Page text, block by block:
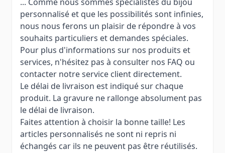
personnalisé et que les possibilités sont infinies,
nous nous ferons un plaisir de répondre à vos
souhaits particuliers et demandes spéciales.
Pour plus d'informations sur nos produits et
services, n'hésitez pas à consulter nos FAQ ou
contacter notre service client directement.
Le délai de livraison est indiqué sur chaque
produit. La gravure ne rallonge absolument pas
le délai de livraison.
Faites attention à choisir la bonne taille! Les
articles personnalisés ne sont ni repris ni
échangés car ils ne peuvent pas être réutilisés.